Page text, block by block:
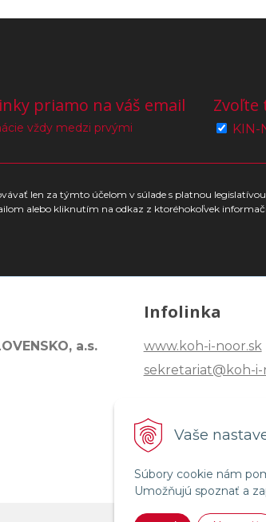
Vaše
Súbory cookie nám
Umožňujú spoznať a
priamo na váš email
vždy medzi prvými
Zvoľte
KIN-
len za týmto účelom v súlade s platnou
alebo kliknutím na odkaz z ktoréhokoľvek
a.s.
Infolinka
www.koh-i-noor.sk
sekretariat@koh-i-
Tel: +421 2 40252101
Fax: +421 2